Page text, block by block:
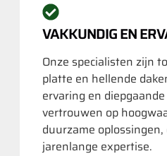
VAKKUNDIG EN
Onze specialisten zijn
platte en hellende
ervaring en
vertrouwen op
duurzame
jarenlange expertise.